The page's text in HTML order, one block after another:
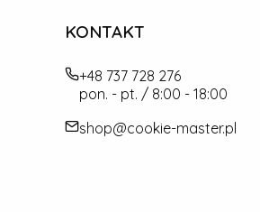
KONTAKT
+48 737 728 276
pon. - pt. / 8:00 - 18:00
shop@cookie-master.pl